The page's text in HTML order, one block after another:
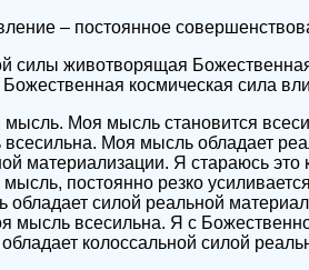
– постоянное
силы животворящая
Божественная космическая сила
мысль. Моя мысль становится
Моя мысль обладает
материализации. Я стараюсь
мысль, постоянно резко
силой реальной
мысль всесильна. Я с
колоссальной силой